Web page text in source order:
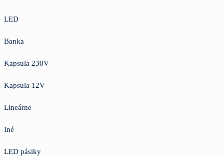
LED
Banka
Kapsula 230V
Kapsula 12V
Lineárne
Iné
LED pásiky